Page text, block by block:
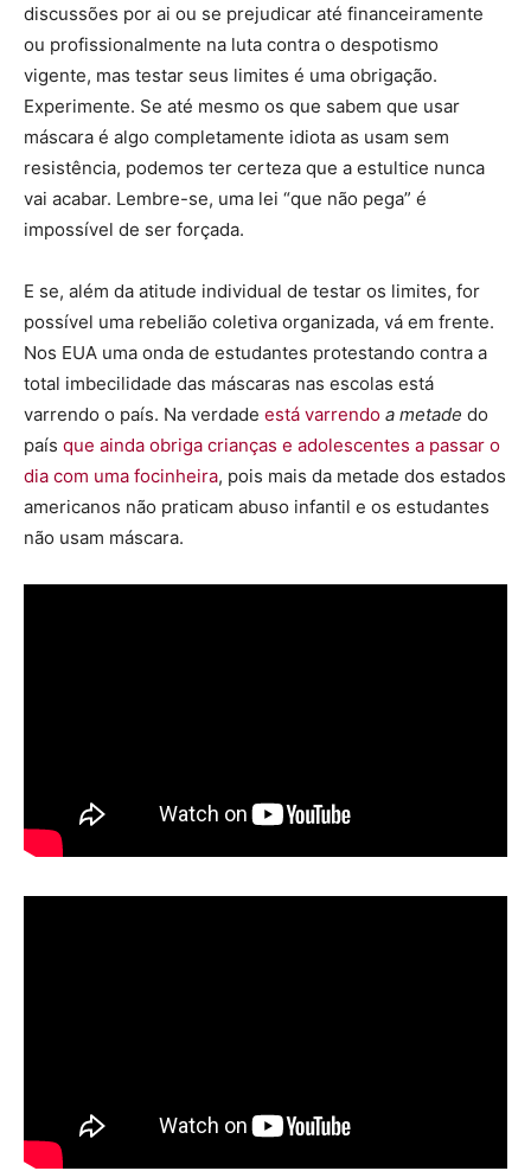
discussões por ai ou se prejudicar até financeiramente
ou profissionalmente na luta contra o despotismo
vigente, mas testar seus limites é uma obrigação.
Experimente. Se até mesmo os que sabem que usar
máscara é algo completamente idiota as usam sem
resistência, podemos ter certeza que a estultice nunca
vai acabar. Lembre-se, uma lei “que não pega” é
impossível de ser forçada.
E se, além da atitude individual de testar os limites, for
possível uma rebelião coletiva organizada, vá em frente.
Nos EUA uma onda de estudantes protestando contra a
total imbecilidade das máscaras nas escolas está
varrendo o país. Na verdade está varrendo a metade do
país que ainda obriga crianças e adolescentes a passar o
dia com uma focinheira, pois mais da metade dos estados
americanos não praticam abuso infantil e os estudantes
não usam máscara.